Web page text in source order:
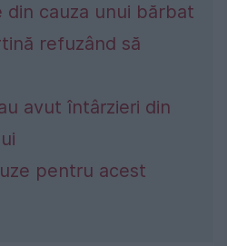
din cauza unui bărbat
refuzând să
avut întârzieri din
pentru acest